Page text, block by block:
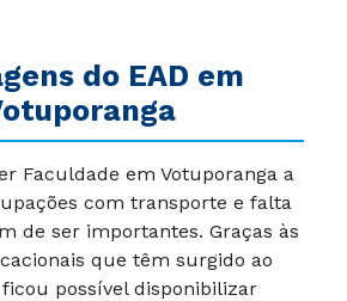
do EAD em
Faculdade em Votuporanga a
com transporte e falta
de ser importantes. Graças às
que têm surgido ao
ficou possível disponibilizar